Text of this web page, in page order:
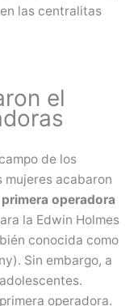
las centralitas
el
de los
acabaron
primera operadora
la Edwin Holmes
conocida como
Sin embargo, a
operadora.